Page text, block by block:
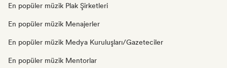
En popüler müzik Plak Şirketleri
En popüler müzik Menajerler
En popüler müzik Medya Kuruluşları/Gazeteciler
En popüler müzik Mentorlar